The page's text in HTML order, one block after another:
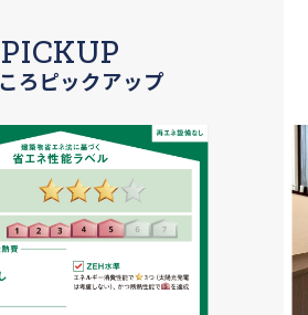
PICKUP
ろピックアップ